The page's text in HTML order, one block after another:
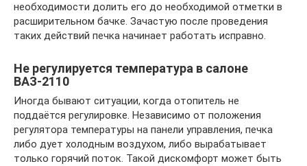
необходимости долить его до необходимой отметки в
расширительном бачке. Зачастую после проведения
таких действий печка начинает работать исправно.
Не регулируется температура в салоне
ВАЗ-2110
Иногда бывают ситуации, когда отопитель не
поддаётся регулировке. Независимо от положения
регулятора температуры на панели управления, печка
либо дует холодным воздухом, либо вырабатывает
только горячий поток. Такой дискомфорт может быть